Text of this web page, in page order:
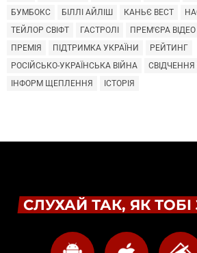
БУМБОКС
БІЛЛІ АЙЛІШ КАНЬЄ ВЕСТ
ТЕЙЛОР СВІФТ
ГАСТРОЛІ ПРЕМ'ЄРА ВІДЕО
ПРЕМІЯ
ПІДТРИМКА УКРАЇНИ
РЕЙТИНГ
РОСІЙСЬКО-УКРАЇНСЬКА ВІЙНА
СВІДЧЕННЯ
ІНФОРМ ЩЕПЛЕННЯ
ІСТОРІЯ
СЛУХАЙ ТАК, ЯК